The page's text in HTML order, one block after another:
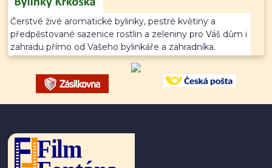
Čerstvé živé aromatické bylinky, pestré květiny a
předpěstované sazenice rostlin a zeleniny pro Váš dům i
zahradu přímo od Vašeho bylinkáře a zahradníka.